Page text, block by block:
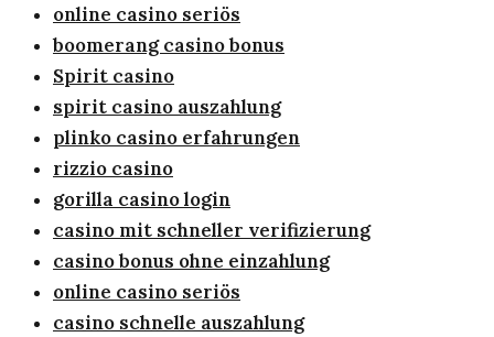
online casino seriös
boomerang casino bonus
Spirit casino
spirit casino auszahlung
plinko casino erfahrungen
rizzio casino
gorilla casino login
casino mit schneller verifizierung
casino bonus ohne einzahlung
online casino seriös
casino schnelle auszahlung